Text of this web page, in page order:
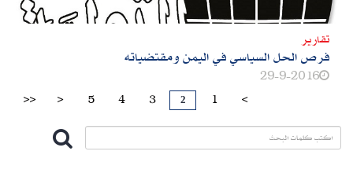
تقارير
فرص الحل السياسي في اليمن ومقتضياته
29-9-2016
>> > 5 4 3 2 1 <